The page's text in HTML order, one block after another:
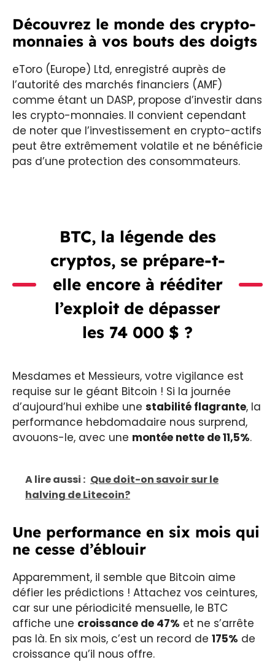
Découvrez le monde des crypto-
monnaies à vos bouts des doigts
eToro (Europe) Ltd, enregistré auprès de
l’autorité des marchés financiers (AMF)
comme étant un DASP, propose d’investir dans
les crypto-monnaies. Il convient cependant
de noter que l’investissement en crypto-actifs
peut être extrêmement volatile et ne bénéficie
pas d’une protection des consommateurs.
BTC, la légende des
cryptos, se prépare-t-
elle encore à rééditer
l’exploit de dépasser
les 74 000 $ ?
Mesdames et Messieurs, votre vigilance est
requise sur le géant Bitcoin ! Si la journée
d’aujourd’hui exhibe une stabilité flagrante, la
performance hebdomadaire nous surprend,
avouons-le, avec une montée nette de 11,5%.
A lire aussi : Que doit-on savoir sur le
halving de Litecoin?
Une performance en six mois qui
ne cesse d’éblouir
Apparemment, il semble que Bitcoin aime
défier les prédictions ! Attachez vos ceintures,
car sur une périodicité mensuelle, le BTC
affiche une croissance de 47% et ne s’arrête
pas là. En six mois, c’est un record de 175% de
croissance qu’il nous offre.